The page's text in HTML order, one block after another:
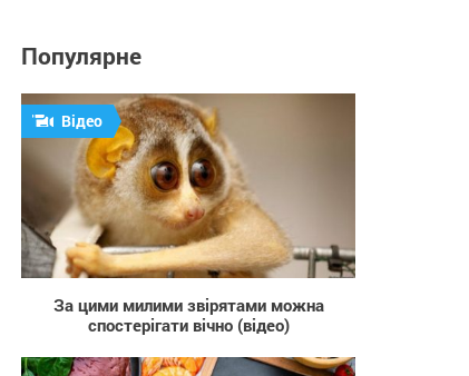
Популярне
729
Відео
За цими милими звірятами можна
спостерігати вічно (відео)